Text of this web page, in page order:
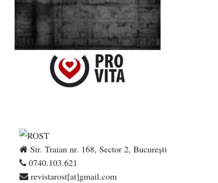
Str. Traian nr. 168, Sector 2, București
0740.103.621
revistarost[at]gmail.com